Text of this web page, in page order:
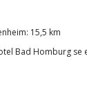
15,5 km
Bad Homburg se